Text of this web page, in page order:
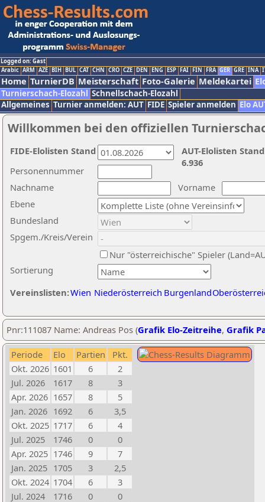
Logged on: Gast
Arabic ARM AZE BIH BUL CAT CHN CRO CZE DEN ENG ESP FAI FIN FRA GER GRE INA
Home TurnierDB Meisterschaft Foto-Galerie Meldekartei
Turnierschach-Elozahl Schnellschach-Elozahl
Allgemeines Turnier anmelden: AUT FIDE Spieler anmelden Elo
Willkommen bei den offiziellen
Nachname
Vorname
Ebene
Sortierung
Personennummer
Bundesland
Spgem./Kreis/Verein
Nur "österreichische" Spieler
Vereinslisten:Wien Niederösterreich Burgenland
AUT-Elolisten
6.936
FIDE-Elolisten Stand
Pnr:111087 Name: Andreas Pos (Grafik Elo-Zeitreihe, Grafik
Periode Elo Partien
Pkt.
Okt. 2026 1601 6
2
Jul. 2026
1617 8
3
Apr. 2026 1657 8
5
Jan. 2026 1692 6
3,5
Okt. 2025 1717 6
4
Jul. 2025
1746 0
0
Apr. 2025 1746 9
7
Jan. 2025 1705 3
2,5
Okt. 2024 1704 6
3
Jul. 2024
1716 0
0